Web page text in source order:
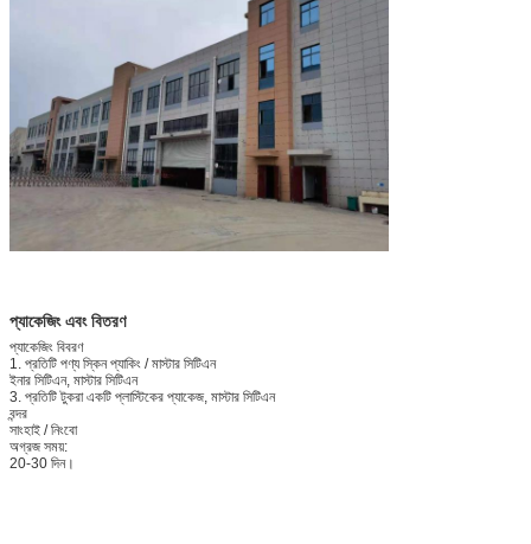
প্যাকেজিং এবং বিতরণ
প্যাকেজিং বিবরণ
1. প্রতিটি পণ্য স্কিন প্যাকিং / মাস্টার সিটিএন
ইনার সিটিএন, মাস্টার সিটিএন
3. প্রতিটি টুকরা একটি প্লাস্টিকের প্যাকেজ, মাস্টার সিটিএন
বন্দর
সাংহাই / নিংবো
অগ্রজ সময়:
20-30 দিন।